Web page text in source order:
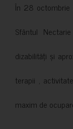
În 28 octombrie
Sfântul
dizabilități și
terapii ,
maxim de